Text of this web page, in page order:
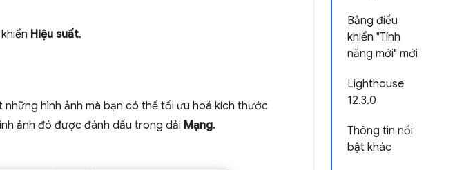
Bảng điều
khiển "Tính
năng mới" mới
Lighthouse
12.3.0
Thông tin nổi
bật khác
Hiệu suất.
những hình ảnh mà bạn có thể tối ưu hoá kích thước
ảnh đó được đánh dấu trong dải Mạng.